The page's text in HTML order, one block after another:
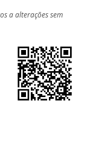
a alterações sem